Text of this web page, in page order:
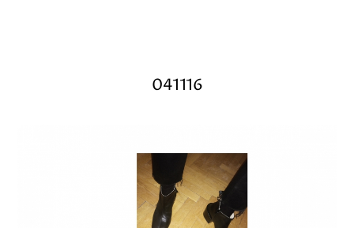
041116